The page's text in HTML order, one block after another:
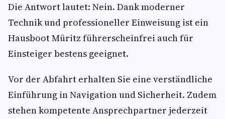
Die Antwort lautet: Nein. Dank moderner
Technik und professioneller Einweisung ist ein
Hausboot Müritz führerscheinfrei auch für
Einsteiger bestens geeignet.
Vor der Abfahrt erhalten Sie eine verständliche
Einführung in Navigation und Sicherheit. Zudem
stehen kompetente Ansprechpartner jederzeit